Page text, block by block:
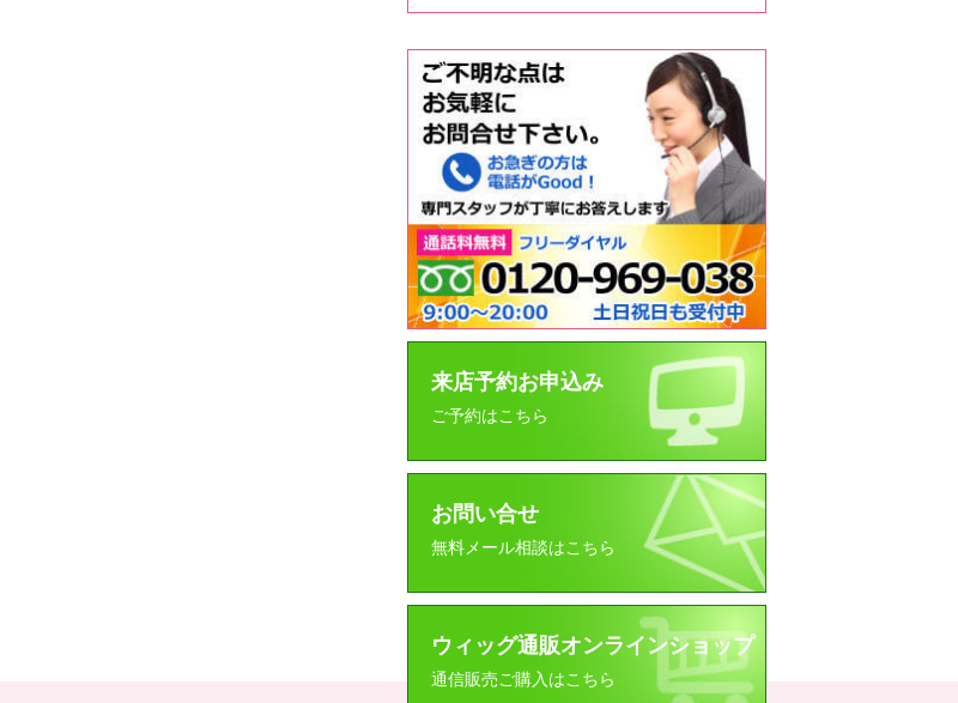
来店予約お申込み
ご予約はこちら
お問い合せ
無料メール相談はこちら
ウィッグ通販オンラインショップ
通信販売ご購入はこちら
▲ ページトップに戻る